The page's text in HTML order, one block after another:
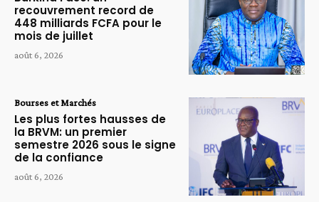
recouvrement record de
448 milliards FCFA pour le
mois de juillet
août 6, 2026
Bourses et Marchés
Les plus fortes hausses de
la BRVM: un premier
semestre 2026 sous le signe
de la confiance
août 6, 2026